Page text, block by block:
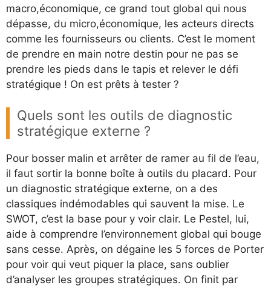
macro,économique, ce grand tout global qui nous
dépasse, du micro,économique, les acteurs directs
comme les fournisseurs ou clients. C’est le moment
de prendre en main notre destin pour ne pas se
prendre les pieds dans le tapis et relever le défi
stratégique ! On est prêts à tester ?
Quels sont les outils de diagnostic
stratégique externe ?
Pour bosser malin et arrêter de ramer au fil de l’eau,
il faut sortir la bonne boîte à outils du placard. Pour
un diagnostic stratégique externe, on a des
classiques indémodables qui sauvent la mise. Le
SWOT, c’est la base pour y voir clair. Le Pestel, lui,
aide à comprendre l’environnement global qui bouge
sans cesse. Après, on dégaine les 5 forces de Porter
pour voir qui veut piquer la place, sans oublier
d’analyser les groupes stratégiques. On finit par